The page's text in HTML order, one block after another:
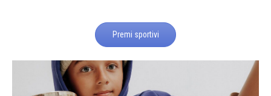
Premi sportivi